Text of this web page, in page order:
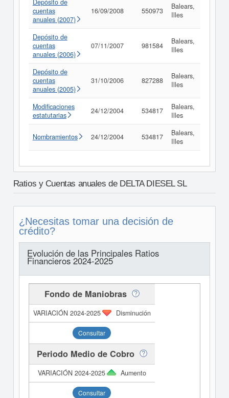
Depósito de
cuentas
anuales (2007)
16/09/2008 550973
Balears,
Illes
Depósito de
cuentas
anuales (2006)
07/11/2007 981584
Balears,
Illes
Depósito de
cuentas
anuales (2005)
31/10/2006 827288
Balears,
Illes
Modificaciones
estatutarias
24/12/2004 534817
Balears,
Illes
Nombramientos 24/12/2004 534817
Balears,
Illes
Ratios y Cuentas anuales de DELTA DIESEL SL
¿Necesitas tomar una decisión de
crédito?
Evolución de las Principales Ratios
Financieros 2024-2025
Fondo de Maniobras
Disminución
Consultar
Periodo Medio de Cobro
Aumento
Consultar